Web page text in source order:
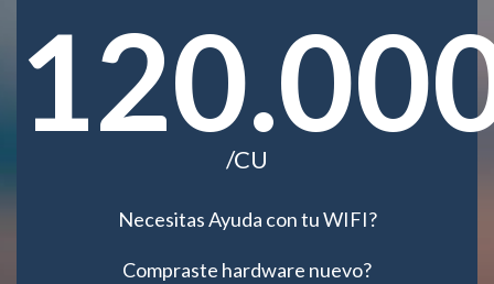
/CU
Necesitas Ayuda con tu WIFI?
Compraste hardware nuevo?